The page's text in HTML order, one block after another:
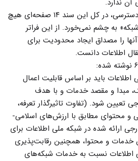
به جز این ۵ مورد غیرقابل دسترسی، در کل این سند ۱۴ صفحه‌ای هیچ
به چشم نمی‌خورد. از این فراتر
را مصداق ایجاد محدودیت برای
اطلاعات دانست.
باید بر اساس قابلیت اعمال
مبدا و مقصد خدمات و با هدف
تعیین شود. (تفاوت تاثیرگذار تعرفه،
و محتوای مطابق با ارزش‌های اسلامی-
ارائه شده در شبکه ملی اطلاعات برای
خدمات و محتوا، همچنین رقابت‌پذیری
اطلاعات نسبت به خدمات شبکه‌های